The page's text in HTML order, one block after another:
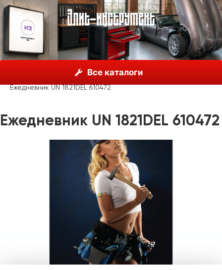
Все каталоги
Unior, Словения
Рекламные материалы
Сувенирная продукция
Ежедневник UN 1821DEL 610472
Ежедневник UN 1821DEL 610472